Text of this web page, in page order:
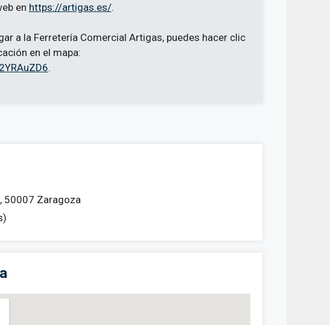
en https://artigas.es/.
a la Ferretería Comercial Artigas, puedes hacer clic
en el mapa:
.
50007 Zaragoza